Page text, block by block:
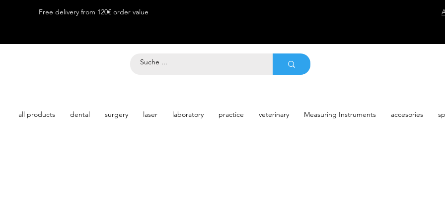
Free delivery from 120€ order value
all products dental surgery laser laboratory practice veterinary Measuring Instruments accesories